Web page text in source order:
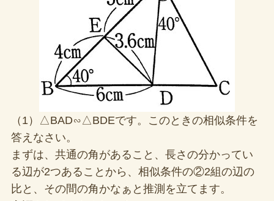
（1）△BAD∽△BDEです。このときの相似条件を
答えなさい。
まずは、共通の角があること、長さの分かってい
る辺が2つあることから、相似条件の②2組の辺の
比と、その間の角かなぁと推測を立てます。